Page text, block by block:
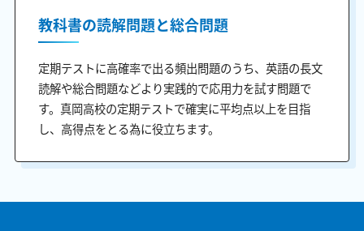
教科書の読解問題と総合問題
定期テストに高確率で出る頻出問題のうち、英語の長文
読解や総合問題などより実践的で応用力を試す問題で
す。真岡高校の定期テストで確実に平均点以上を目指
し、高得点をとる為に役立ちます。